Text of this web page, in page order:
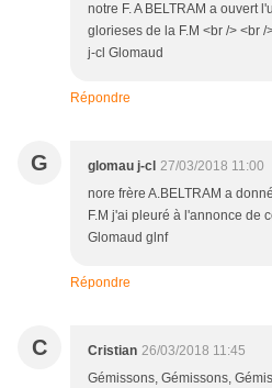
notre F. A BELTRAM a ouvert
glorieses de la F.M <br /> <br
j-cl Glomaud
Répondre
G glomau j-cl 27/03/2018 11:00
nore frère A.BELTRAM a
F.M j'ai pleuré à l'annonce de
Glomaud glnf
Répondre
C Cristian 26/03/2018 11:45
Gémissons, Gémissons,